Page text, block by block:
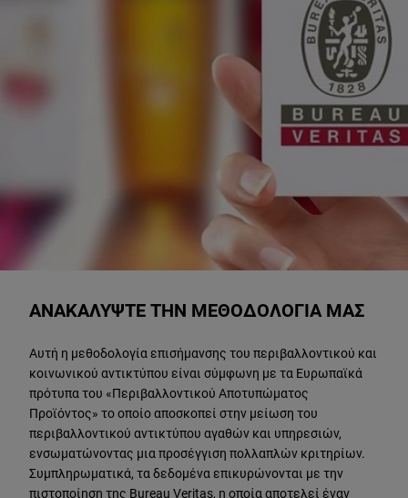
ΑΝΑΚΑΛΥΨΤΕ ΤΗΝ ΜΕΘΟΔΟΛΟΓΙΑ ΜΑΣ
Αυτή η μεθοδολογία επισήμανσης του περιβαλλοντικού και
κοινωνικού αντικτύπου είναι σύμφωνη με τα Ευρωπαϊκά
πρότυπα του «Περιβαλλοντικού Αποτυπώματος
Προϊόντος» το οποίο αποσκοπεί στην μείωση του
περιβαλλοντικού αντικτύπου αγαθών και υπηρεσιών,
ενσωματώνοντας μια προσέγγιση πολλαπλών κριτηρίων.
Συμπληρωματικά, τα δεδομένα επικυρώνονται με την
πιστοποίηση της Bureau Veritas, η οποία αποτελεί έναν